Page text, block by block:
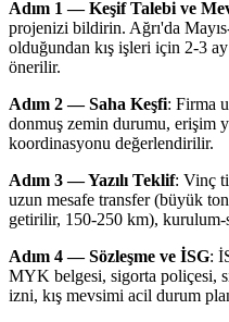
Adım 1 — Keşif Talebi ve
projenizi bildirin. Ağrı'da
olduğundan kış işleri için 2-3 ay
önerilir.
Adım 2 — Saha Keşfi: Firma
donmuş zemin durumu, erişim
koordinasyonu değerlendirilir.
Adım 3 — Yazılı Teklif: Vinç
uzun mesafe transfer (büyük
getirilir, 150-250 km), kurulum-
Adım 4 — Sözleşme ve İSG:
MYK belgesi, sigorta poliçesi,
izni, kış mevsimi acil durum